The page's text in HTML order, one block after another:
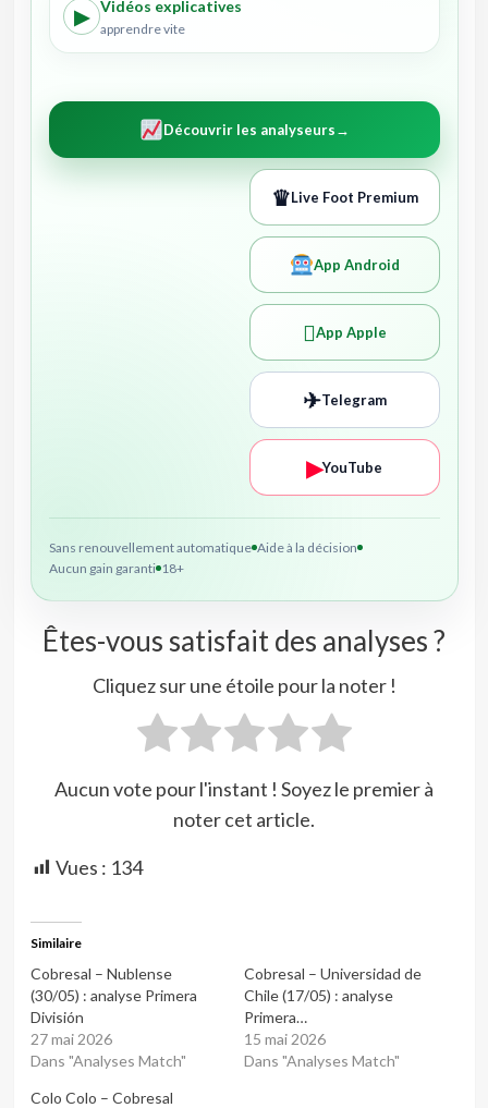
▶ Vidéos explicatives
apprendre vite
Découvrir les analyseurs→
♛Live Foot Premium
App Android
App Apple
✈Telegram
▶YouTube
Sans renouvellement automatique Aide à la décision
Aucun gain garanti 18+
Êtes-vous satisfait des analyses ?
Cliquez sur une étoile pour la noter !
Aucun vote pour l'instant ! Soyez le premier à
noter cet article.
Vues : 134
Similaire
Cobresal – Nublense
(30/05) : analyse Primera
División
27 mai 2026
Dans "Analyses Match"
Cobresal – Universidad de
Chile (17/05) : analyse
Primera…
15 mai 2026
Dans "Analyses Match"
Colo Colo – Cobresal